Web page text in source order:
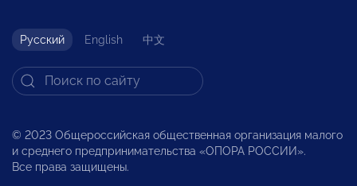
Русский English 中文
© 2023 Общероссийская общественная организация малого
и среднего предпринимательства «ОПОРА РОССИИ».
Все права защищены.